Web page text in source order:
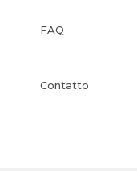
FAQ
Contatto